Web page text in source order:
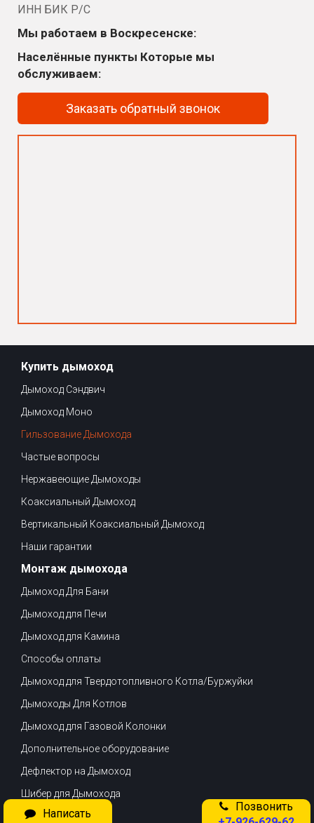
ИНН БИК Р/С
Мы работаем в Воскресенске:
Населённые пункты Которые мы
обслуживаем:
Заказать обратный звонок
Купить дымоход
Дымоход Сэндвич
Дымоход Моно
Гильзование Дымохода
Частые вопросы
Нержавеющие Дымоходы
Коаксиальный Дымоход
Вертикальный Коаксиальный Дымоход
Наши гарантии
Монтаж дымохода
Дымоход Для Бани
Дымоход для Печи
Дымоход для Камина
Способы оплаты
Дымоход для Твердотопливного Котла/Буржуйки
Дымоходы Для Котлов
Дымоход для Газовой Колонки
Дополнительное оборудование
Дефлектор на Дымоход
Шибер для Дымохода
Доставка
Позвонить
Написать